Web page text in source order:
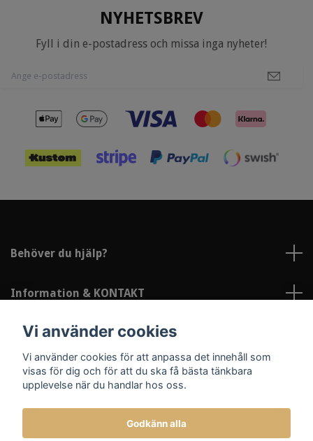
NYHETSBREV
Fyll i din e-postadress och missa inga nyheter!
Behöver du hjälp?
Information & KONTAKT
Sociala medier
Vi använder cookies
Vi använder cookies för att anpassa det innehåll som
visas för dig och för att du ska få bästa tänkbara
upplevelse när du handlar hos oss.
Godkänn alla